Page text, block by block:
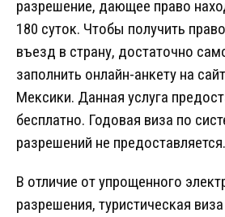
разрешение, дающее право
180 суток. Чтобы получить
въезд в страну, достаточно
заполнить онлайн-анкету на
Мексики. Данная услуга
бесплатно. Годовая виза по
разрешений не предоставляется.
В отличие от упрощенного
разрешения, туристическая